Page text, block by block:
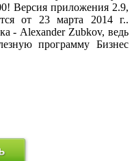
Версия приложения 2.9,
от 23 марта 2014 г..
- Alexander Zubkov, ведь
программу Бизнес